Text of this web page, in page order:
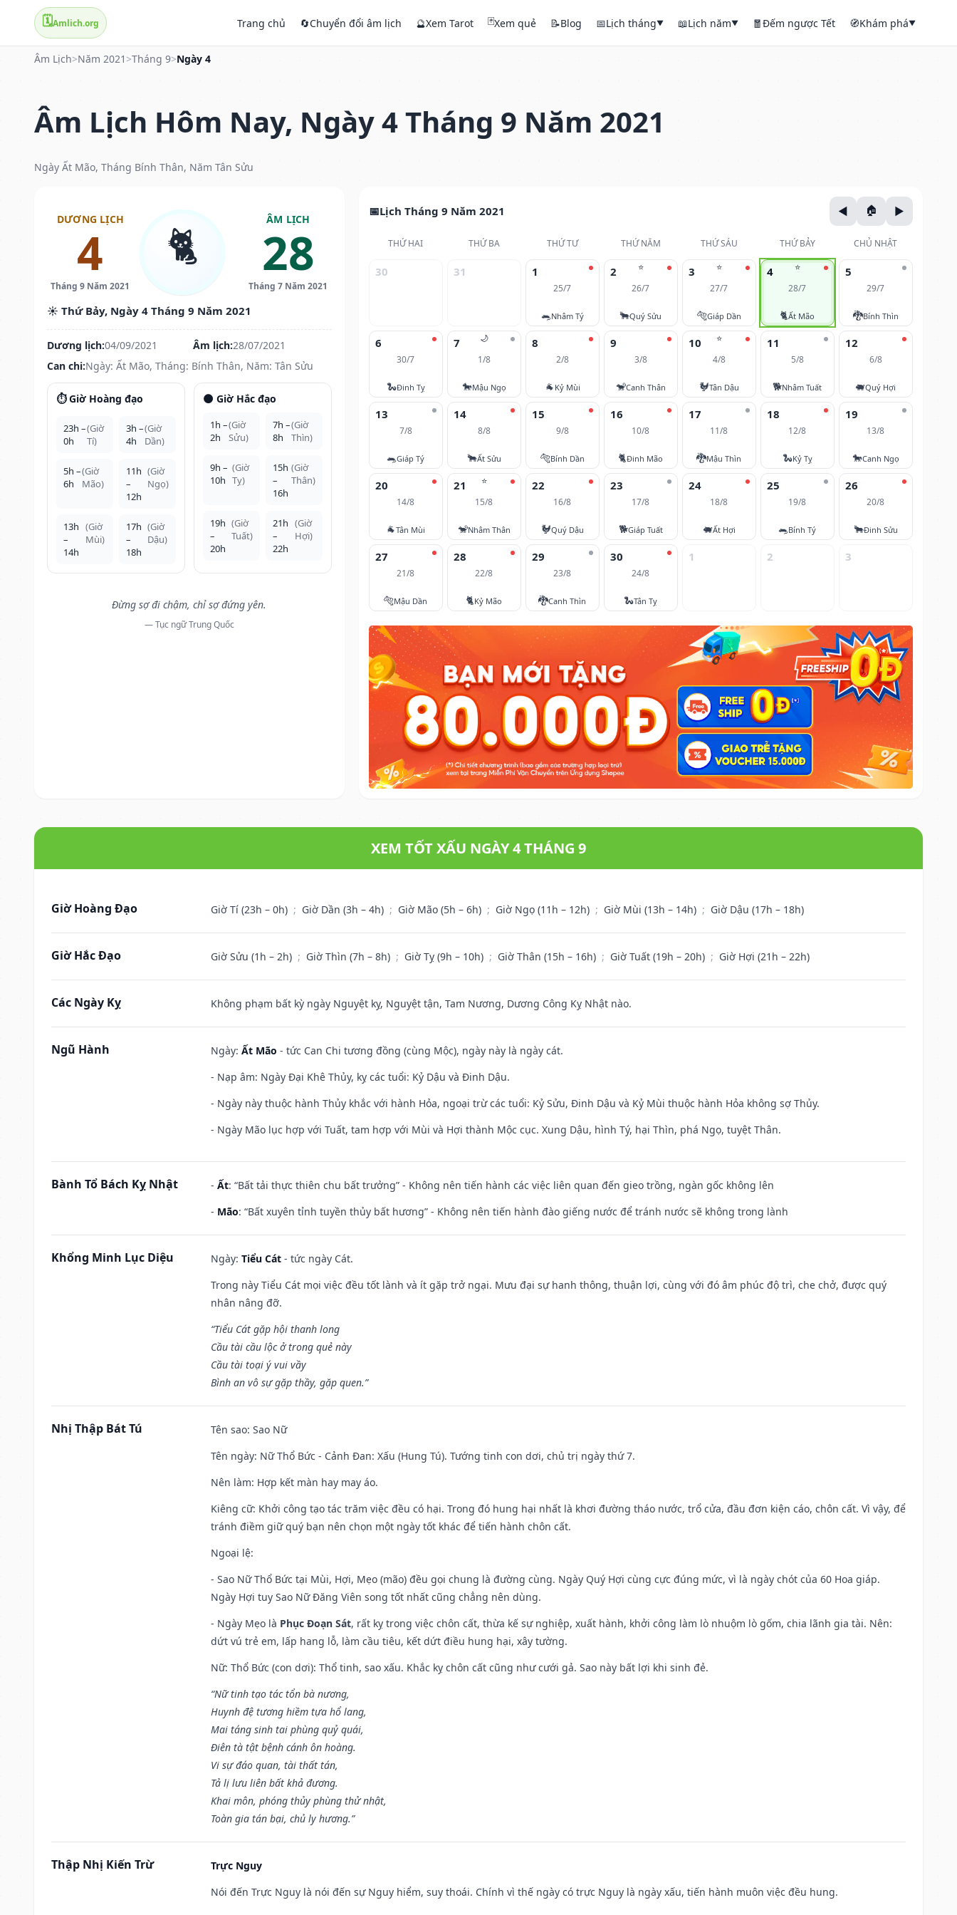
🗓️Amlich.org Trang chủ 🔄Chuyển đổi âm lịch 🔮Xem Tarot 🃏Xem quẻ 📝Blog 📅Lịch tháng▼ 📖Lịch năm▼ 🧧Đếm ngược Tết 🧭Khám phá▼
Âm Lịch>Năm 2021 >Tháng 9>Ngày 4
Âm Lịch Hôm Nay, Ngày 4 Tháng 9 Năm 2021
Ngày Ất Mão, Tháng Bính Thân, Năm Tân Sửu
DƯƠNG LỊCH
4
Tháng 9 Năm 2021
🐈 ÂM LỊCH
28
Tháng 7 Năm 2021
☀️ Thứ Bảy, Ngày 4 Tháng 9 Năm 2021
Dương lịch:04/09/2021 Âm lịch:28/07/2021
Can chi:Ngày: Ất Mão, Tháng: Bính Thân, Năm: Tân Sửu
⏱️ Giờ Hoàng đạo
23h –
0h
(Giờ
Tí)
3h –
4h
(Giờ
Dần)
5h –
6h
(Giờ
Mão)
11h
–
12h
(Giờ
Ngọ)
13h
–
14h
(Giờ
Mùi)
17h
–
18h
(Giờ
Dậu)
🌑 Giờ Hắc đạo
1h –
2h
(Giờ
Sửu)
7h –
8h
(Giờ
Thìn)
9h –
10h
(Giờ
Tỵ)
15h
–
16h
(Giờ
Thân)
19h
–
20h
(Giờ
Tuất)
21h
–
22h
(Giờ
Hợi)
Đừng sợ đi chậm, chỉ sợ đứng yên.
— Tục ngữ Trung Quốc
Lịch Tháng 9 Năm 2021
THỨ HAI THỨ BA THỨ TƯ THỨ NĂM THỨ SÁU THỨ BẢY CHỦ NHẬT
30 31 1
25/7
🐀Nhâm Tý
⭐
2
26/7
🐂Quý Sửu
⭐
3
27/7
🐅Giáp Dần
⭐
4
28/7
🐈Ất Mão
5
29/7
🐉Bính Thìn
6
30/7
🐍Đinh Tỵ
🌙
7
1/8
🐎Mậu Ngọ
8
2/8
🐐 Kỷ Mùi
9
3/8
🐒Canh Thân
⭐
10
4/8
🐓Tân Dậu
11
5/8
🐕Nhâm Tuất
12
6/8
🐖Quý Hợi
13
7/8
🐀Giáp Tý
14
8/8
🐂Ất Sửu
15
9/8
🐅Bính Dần
16
10/8
🐈Đinh Mão
17
11/8
🐉Mậu Thìn
18
12/8
🐍Kỷ Tỵ
19
13/8
🐎Canh Ngọ
20
14/8
🐐Tân Mùi
⭐
21
15/8
🐒Nhâm Thân
22
16/8
🐓Quý Dậu
23
17/8
🐕Giáp Tuất
24
18/8
🐖Ất Hợi
25
19/8
🐀Bính Tý
26
20/8
🐂Đinh Sửu
27
21/8
🐅Mậu Dần
28
22/8
🐈Kỷ Mão
29
23/8
🐉Canh Thìn
30
24/8
🐍Tân Tỵ
1 2 3
XEM TỐT XẤU NGÀY 4 THÁNG 9
Giờ Hoàng Đạo Giờ Tí (23h – 0h) ; Giờ Dần (3h – 4h) ; Giờ Mão (5h – 6h) ; Giờ Ngọ (11h – 12h) ; Giờ Mùi (13h – 14h) ; Giờ Dậu (17h – 18h)
Giờ Hắc Đạo Giờ Sửu (1h – 2h) ; Giờ Thìn (7h – 8h) ; Giờ Tỵ (9h – 10h) ; Giờ Thân (15h – 16h) ; Giờ Tuất (19h – 20h) ; Giờ Hợi (21h – 22h)
Các Ngày Kỵ Không phạm bất kỳ ngày Nguyệt kỵ, Nguyệt tận, Tam Nương, Dương Công Kỵ Nhật nào.
Ngũ Hành Ngày: Ất Mão - tức Can Chi tương đồng (cùng Mộc), ngày này là ngày cát.
- Nạp âm: Ngày Đại Khê Thủy, kỵ các tuổi: Kỷ Dậu và Đinh Dậu.
- Ngày này thuộc hành Thủy khắc với hành Hỏa, ngoại trừ các tuổi: Kỷ Sửu, Đinh Dậu và Kỷ Mùi thuộc hành Hỏa không sợ Thủy.
- Ngày Mão lục hợp với Tuất, tam hợp với Mùi và Hợi thành Mộc cục. Xung Dậu, hình Tý, hại Thìn, phá Ngọ, tuyệt Thân.
Bành Tổ Bách Kỵ Nhật - Ất: “Bất tải thực thiên chu bất trưởng” - Không nên tiến hành các việc liên quan đến gieo trồng, ngàn gốc không lên
- Mão: “Bất xuyên tỉnh tuyền thủy bất hương” - Không nên tiến hành đào giếng nước để tránh nước sẽ không trong lành
Khổng Minh Lục Diệu Ngày: Tiểu Cát - tức ngày Cát.
Trong này Tiểu Cát mọi việc đều tốt lành và ít gặp trở ngại. Mưu đại sự hanh thông, thuận lợi, cùng với đó âm phúc độ trì, che chở, được quý
nhân nâng đỡ.
“Tiểu Cát gặp hội thanh long
Cầu tài cầu lộc ở trong quẻ này
Cầu tài toại ý vui vầy
Bình an vô sự gặp thầy, gặp quen.”
Nhị Thập Bát Tú Tên sao: Sao Nữ
Tên ngày: Nữ Thổ Bức - Cảnh Đan: Xấu (Hung Tú). Tướng tinh con dơi, chủ trị ngày thứ 7.
Nên làm: Hợp kết màn hay may áo.
Kiêng cữ: Khởi công tạo tác trăm việc đều có hại. Trong đó hung hại nhất là khơi đường tháo nước, trổ cửa, đầu đơn kiện cáo, chôn cất. Vì vậy, để
tránh điềm giữ quý bạn nên chọn một ngày tốt khác để tiến hành chôn cất.
Ngoại lệ:
- Sao Nữ Thổ Bức tại Mùi, Hợi, Mẹo (mão) đều gọi chung là đường cùng. Ngày Quý Hợi cùng cực đúng mức, vì là ngày chót của 60 Hoa giáp.
Ngày Hợi tuy Sao Nữ Đăng Viên song tốt nhất cũng chẳng nên dùng.
- Ngày Mẹo là Phục Đoạn Sát, rất kỵ trong việc chôn cất, thừa kế sự nghiệp, xuất hành, khởi công làm lò nhuộm lò gốm, chia lãnh gia tài. Nên:
dứt vú trẻ em, lấp hang lỗ, làm cầu tiêu, kết dứt điều hung hại, xây tường.
Nữ: Thổ Bức (con dơi): Thổ tinh, sao xấu. Khắc kỵ chôn cất cũng như cưới gả. Sao này bất lợi khi sinh đẻ.
“Nữ tinh tạo tác tổn bà nương,
Huynh đệ tương hiềm tựa hổ lang,
Mai táng sinh tai phùng quỷ quái,
Điên tà tật bệnh cánh ôn hoàng.
Vi sự đáo quan, tài thất tán,
Tả lị lưu liên bất khả đương.
Khai môn, phóng thủy phùng thử nhật,
Toàn gia tán bại, chủ ly hương.”
Thập Nhị Kiến Trừ
Trực Nguy
Nói đến Trực Nguy là nói đến sự Nguy hiểm, suy thoái. Chính vì thế ngày có trực Nguy là ngày xấu, tiến hành muôn việc đều hung.